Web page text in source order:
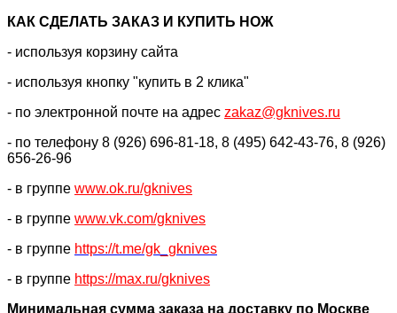
КАК CДЕЛАТЬ ЗАКАЗ И КУПИТЬ НОЖ
- используя корзину сайта
- используя кнопку "купить в 2 клика"
- по электронной почте на адрес zakaz@gknives.ru
- по телефону 8 (926) 696-81-18, 8 (495) 642-43-76, 8 (926)
656-26-96
- в группе www.ok.ru/gknives
- в группе www.vk.com/gknives
- в группе https://t.me/gk_gknives
- в группе https://max.ru/gknives
Минимальная сумма заказа на доставку по Москве